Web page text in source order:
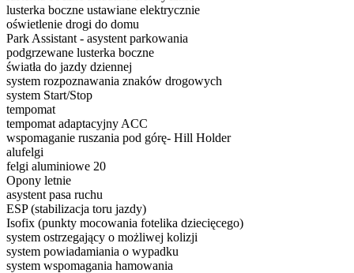
lusterka boczne ustawiane elektrycznie
oświetlenie drogi do domu
Park Assistant - asystent parkowania
podgrzewane lusterka boczne
światła do jazdy dziennej
system rozpoznawania znaków drogowych
system Start/Stop
tempomat
tempomat adaptacyjny ACC
wspomaganie ruszania pod górę- Hill Holder
alufelgi
felgi aluminiowe 20
Opony letnie
asystent pasa ruchu
ESP (stabilizacja toru jazdy)
Isofix (punkty mocowania fotelika dziecięcego)
system ostrzegający o możliwej kolizji
system powiadamiania o wypadku
system wspomagania hamowania